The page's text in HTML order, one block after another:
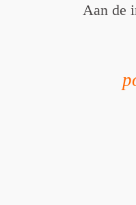
Aan de